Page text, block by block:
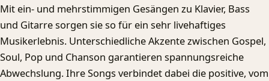
Mit ein- und mehrstimmigen Gesängen zu Klavier, Bass
und Gitarre sorgen sie so für ein sehr livehaftiges
Musikerlebnis. Unterschiedliche Akzente zwischen Gospel,
Soul, Pop und Chanson garantieren spannungsreiche
Abwechslung. Ihre Songs verbindet dabei die positive, vom